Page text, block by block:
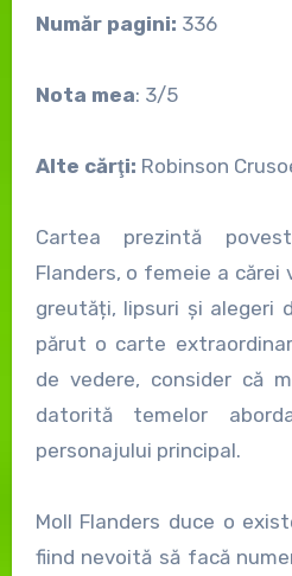
Număr pagini: 336
Nota mea: 3/5
Alte cărţi: Robinson
Cartea prezintă
Flanders, o femeie a
greutăți, lipsuri și alegeri
părut o carte
de vedere, consider că
datorită temelor
personajului principal.
Moll Flanders duce o
fiind nevoită să facă